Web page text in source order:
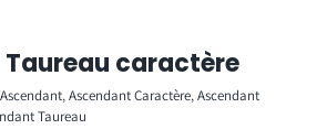
caractère
Ascendant,Ascendant Caractère,Ascendant
Taureau